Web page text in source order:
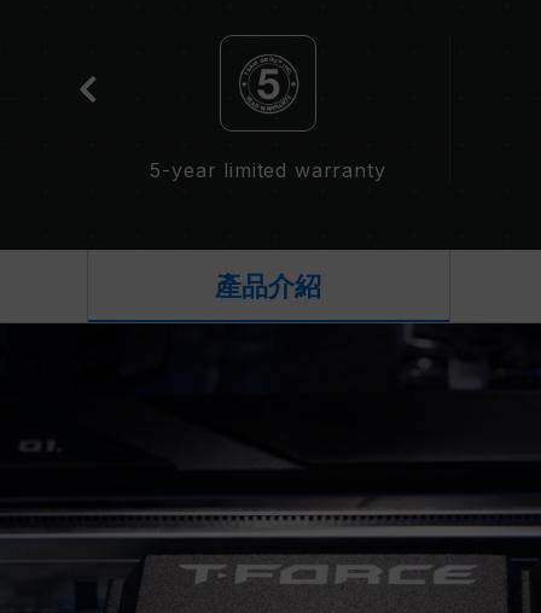
5-year limited warranty
產品介紹